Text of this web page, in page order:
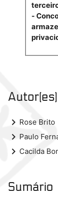
-
Autor(es)
keyboard_arrow_right Rose Brito
keyboard_arrow_right Paulo
keyboard_arrow_right Cacilda
Sumário